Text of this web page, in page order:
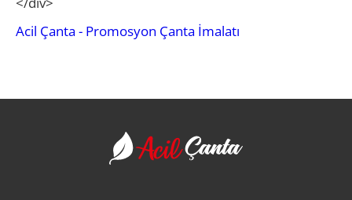
Acil Çanta - Promosyon Çanta İmalatı